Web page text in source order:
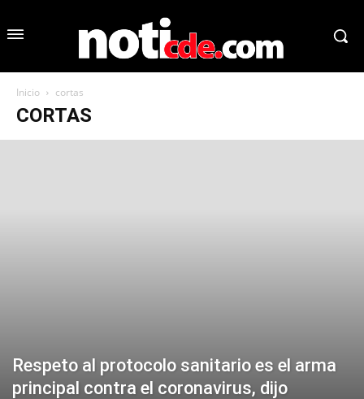
Inicio cortas
CORTAS
Respeto al protocolo sanitario es el arma
principal contra el coronavirus, dijo